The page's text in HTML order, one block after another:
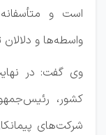
است و
واسطه‌ها و
وی گفت: در
کشور،
شرکت‌های